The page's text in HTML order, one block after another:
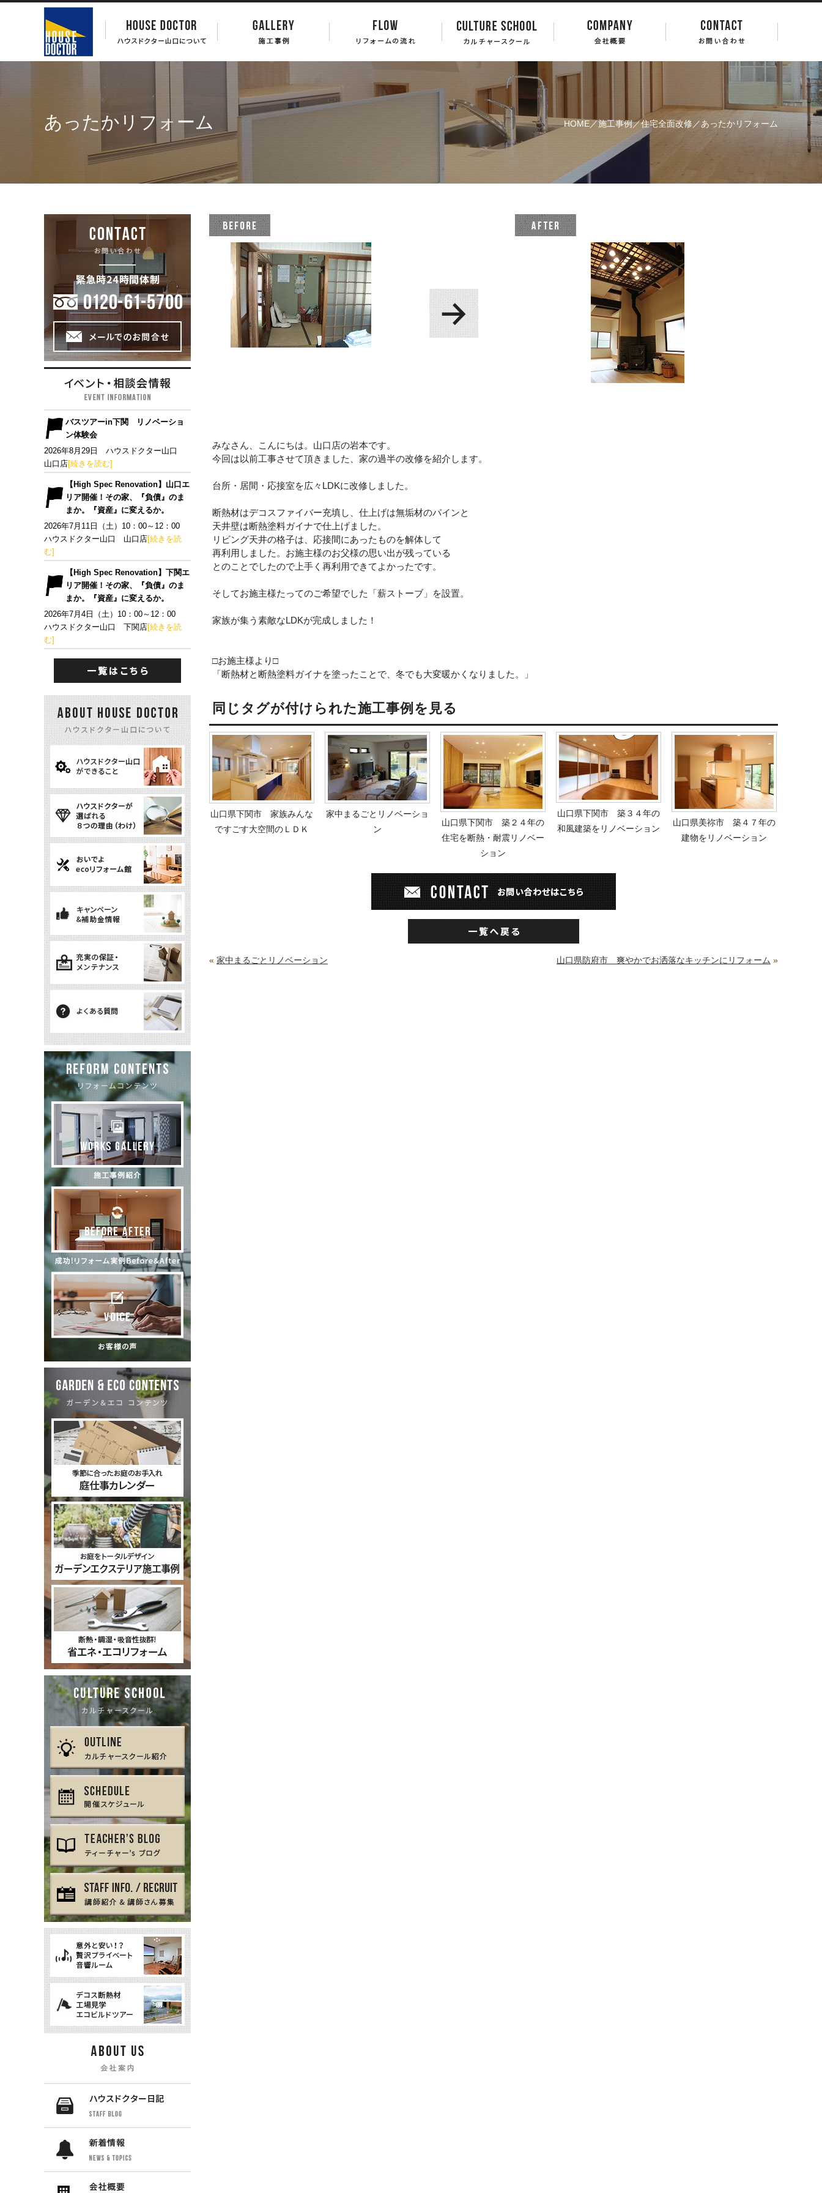
あったかリフォーム HOME／施工事例／住宅全面改修／あったかリフォーム
みなさん、こんにちは。山口店の岩本です。
今回は以前工事させて頂きました、家の過半の改修を紹介します。
台所・居間・応接室を広々LDKに改修しました。
断熱材はデコスファイバー充填し、仕上げは無垢材のパインと
天井壁は断熱塗料ガイナで仕上げました。
リビング天井の格子は、応接間にあったものを解体して
再利用しました。お施主様のお父様の思い出が残っている
とのことでしたので上手く再利用できてよかったです。
そしてお施主様たってのご希望でした「薪ストーブ」を設置。
家族が集う素敵なLDKが完成しました！
□お施主様より□
「断熱材と断熱塗料ガイナを塗ったことで、冬でも大変暖かくなりました。」
同じタグが付けられた施工事例を見る
山口県下関市 家族みんな
ですごす大空間のＬＤＫ
家中まるごとリノベーショ
ン
山口県下関市 築２４年の
住宅を断熱・耐震リノベー
ション
山口県下関市 築３４年の
和風建築をリノベーション
山口県美祢市 築４７年の
建物をリノベーション
« 家中まるごとリノベーション 山口県防府市 爽やかでお洒落なキッチンにリフォーム »
バスツアーin下関 リノベーショ
ン体験会
2026年8月29日 ハウスドクター山口
山口店[続きを読む]
【High Spec Renovation】山口エ
リア開催！その家、『負債』のま
まか。『資産』に変えるか。
2026年7月11日（土）10：00～12：00
ハウスドクター山口 山口店[続きを読
む]
【High Spec Renovation】下関エ
リア開催！その家、『負債』のま
まか。『資産』に変えるか。
2026年7月4日（土）10：00～12：00
ハウスドクター山口 下関店[続きを読
む]